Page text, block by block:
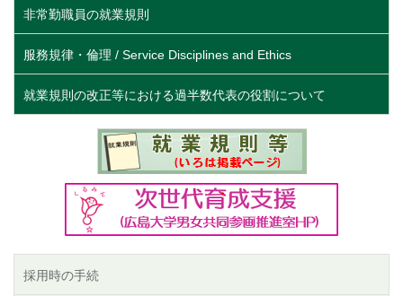
非常勤職員の就業規則
服務規律・倫理 / Service Disciplines and Ethics
就業規則の改正等における過半数代表の役割について
採用時の手続